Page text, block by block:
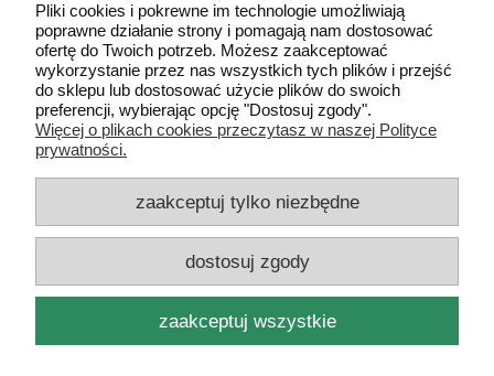
« 1 2 3 4 5 ... 10 »
Pomoc
Moje konto
Gwarancja i zwroty
O firmie
Pliki cookies i pokrewne im technologie umożliwiają
poprawne działanie strony i pomagają nam dostosować
ofertę do Twoich potrzeb. Możesz zaakceptować
wykorzystanie przez nas wszystkich tych plików i przejść
do sklepu lub dostosować użycie plików do swoich
preferencji, wybierając opcję "Dostosuj zgody".
Więcej o plikach cookies przeczytasz w naszej Polityce
prywatności.
zaakceptuj tylko niezbędne
dostosuj zgody
zaakceptuj wszystkie